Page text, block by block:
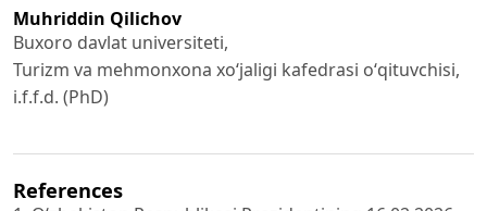
Muhriddin Qilichov
Buxoro davlat universiteti,
Turizm va mehmonxona xoʻjaligi kafedrasi oʻqituvchisi,
i.f.f.d. (PhD)
References